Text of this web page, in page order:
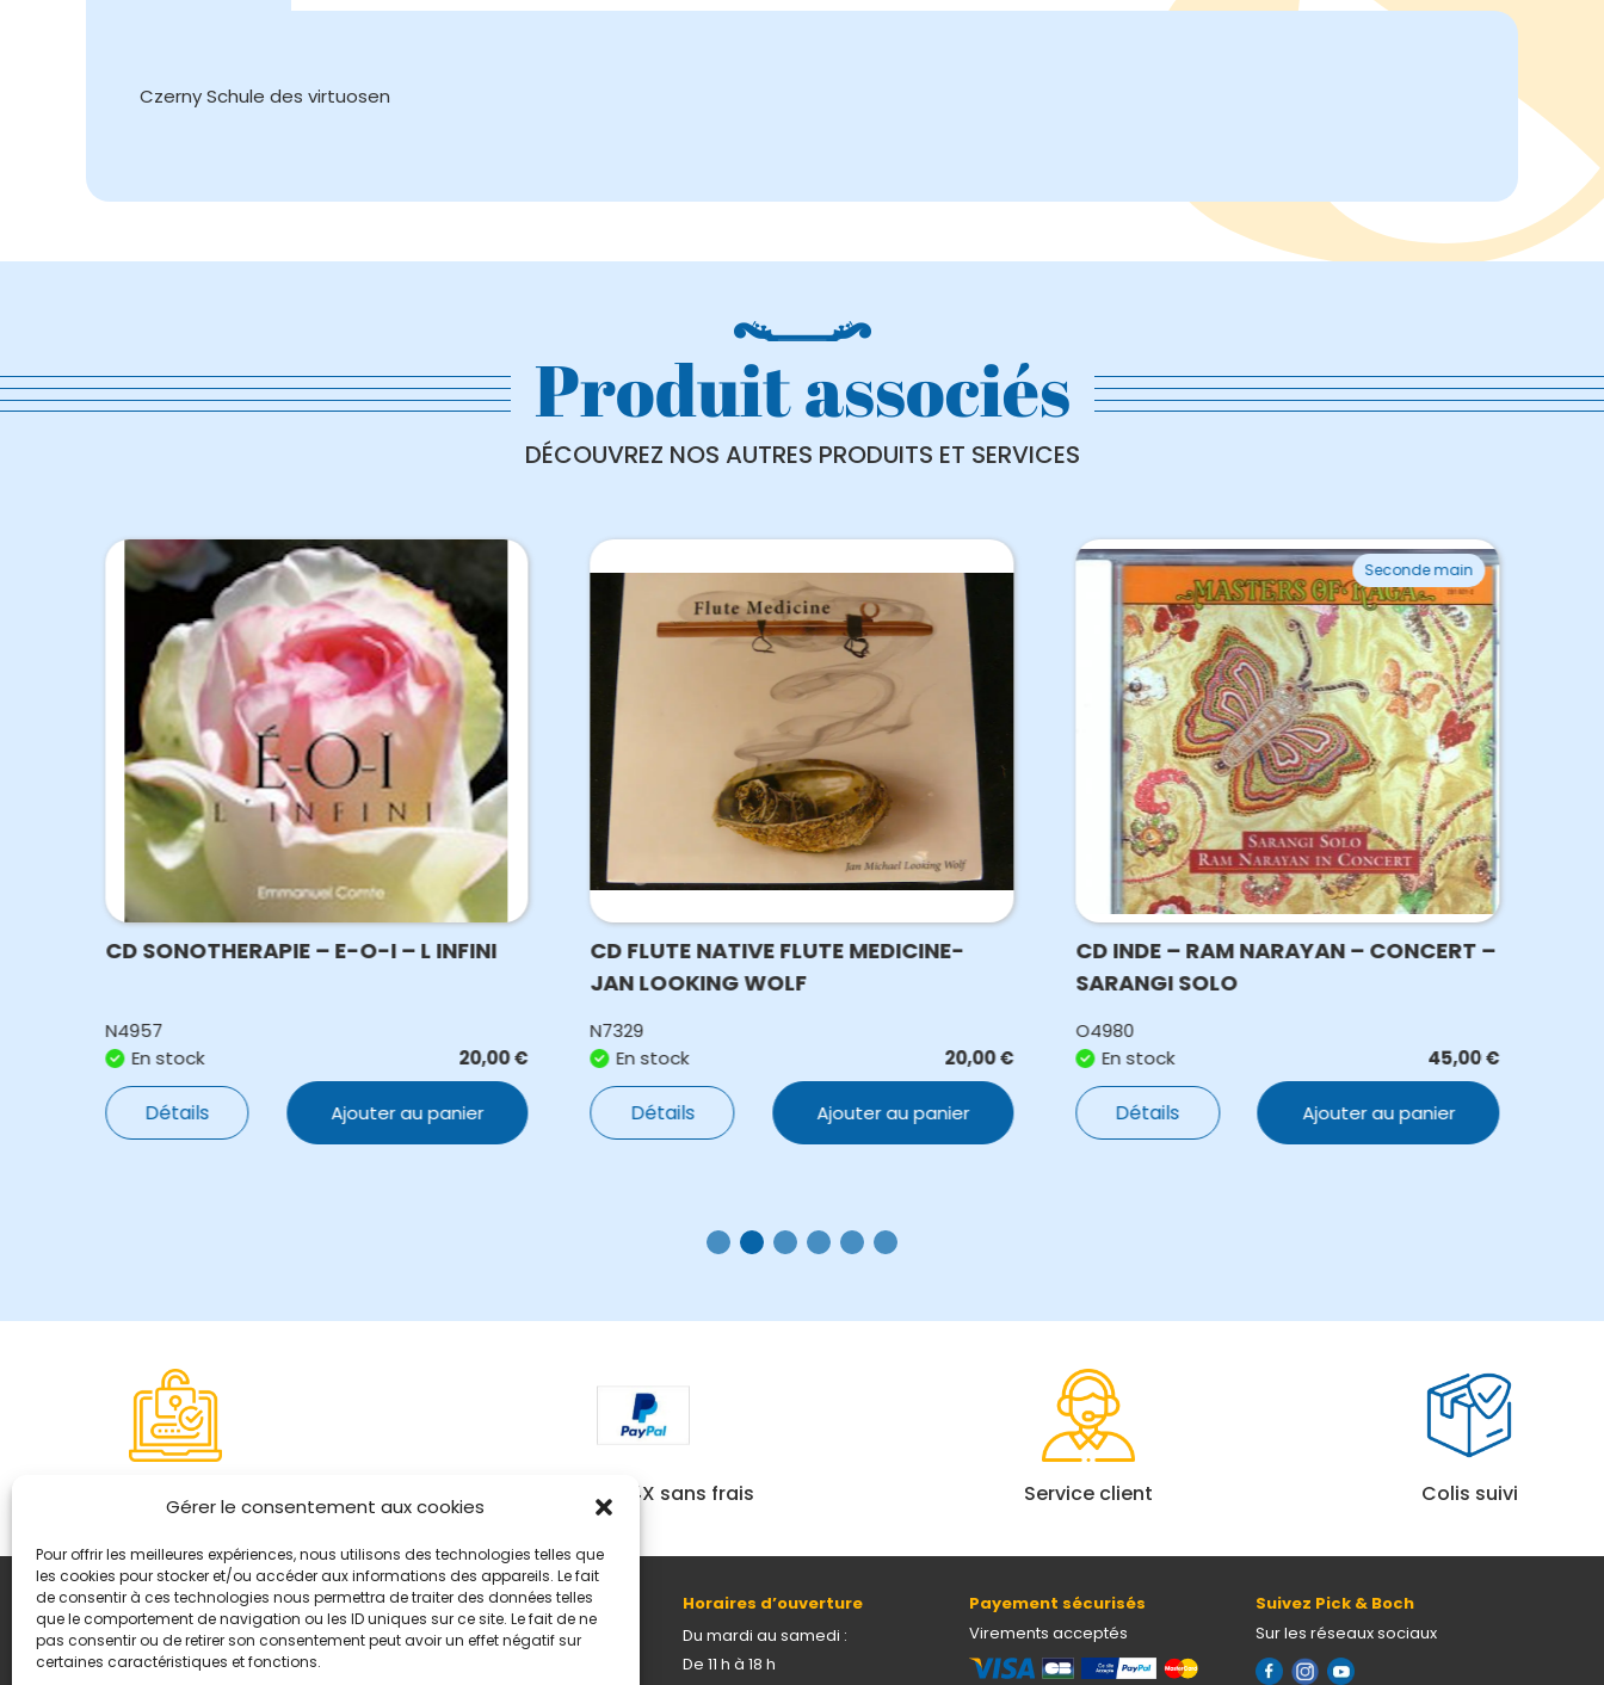
Gérer le consentement aux cookies
Pour offrir les meilleures expériences, nous utilisons des technologies telles que
les cookies pour stocker et/ou accéder aux informations des appareils. Le fait
de consentir à ces technologies nous permettra de traiter des données telles
que le comportement de navigation ou les ID uniques sur ce site. Le fait de ne
pas consentir ou de retirer son consentement peut avoir un effet négatif sur
certaines caractéristiques et fonctions.
Czerny Schule des virtuosen
Produit associés
DÉCOUVREZ NOS AUTRES PRODUITS ET SERVICES
CD SONOTHERAPIE – E-O-I – L INFINI
N4957
En stock
20,00€
Détails Ajouter au panier
CD FLUTE NATIVE FLUTE MEDICINE-
JAN LOOKING WOLF
N7329
En stock
20,00€
Détails Ajouter au panier
Seconde main
CD INDE – RAM NARAYAN – CONCERT –
SARANGI SOLO
O4980
En stock
45,00€
Détails Ajouter au panier
Paiement sécurisé Paiement 4X sans frais Service client Colis suivi
Coordonnées
8, quai Romain Rolland 69005 Lyon
Horaires d’ouverture
Du mardi au samedi :
De 11 h à 18 h
Payement sécurisés
Virements acceptés
Suivez Pick & Boch
Sur les réseaux sociaux